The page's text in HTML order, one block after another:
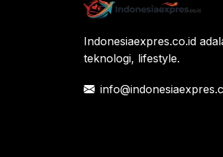
Indonesiaexpres.co.id
teknologi, lifestyle.